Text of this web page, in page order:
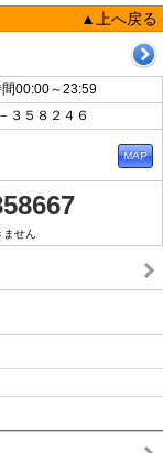
▲上へ戻る
00:00～23:59
３５８２４６
ません